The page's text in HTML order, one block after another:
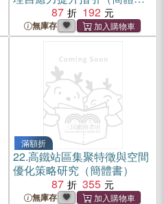
87 192
無庫存
滿額折
22.高鐵站區集聚特徵與空間
優化策略研究（簡體書）
87
355
無庫存